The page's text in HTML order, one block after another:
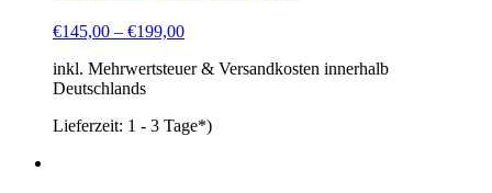
€145,00 – €199,00
inkl. Mehrwertsteuer & Versandkosten innerhalb
Deutschlands
Lieferzeit: 1 - 3 Tage*)